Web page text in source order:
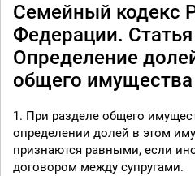
Семейный кодекс
Федерации.
Определение
общего имущества
1. При разделе общего
определении долей в этом
признаются равными, если
договором между супругами.